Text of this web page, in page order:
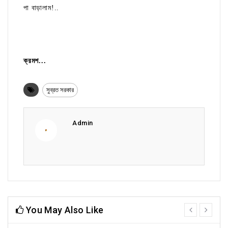
পা বাড়ালাম!..
ক্রমশ...
সুব্রত সরকার
Admin
You May Also Like
prev